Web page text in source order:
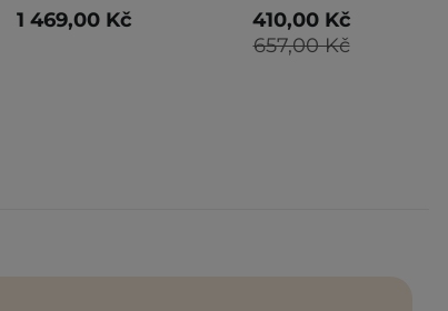
1 469,00 Kč
657,00 Kč
410,00 Kč